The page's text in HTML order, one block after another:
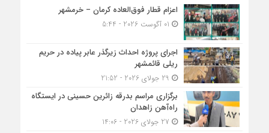
اعزام قطار فوق‌العاده کرمان – خرمشهر
اجرای پروژه احداث زیرگذر عابر پیاده در حریم
ریلی قائمشهر
برگزاری مراسم بدرقه زائرین حسینی در ایستگاه
راه‌آهن زاهدان